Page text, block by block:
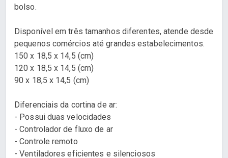
bolso.
Disponível em três tamanhos diferentes, atende desde
pequenos comércios até grandes estabelecimentos.
150 x 18,5 x 14,5 (cm)
120 x 18,5 x 14,5 (cm)
90 x 18,5 x 14,5 (cm)
Diferenciais da cortina de ar:
- Possui duas velocidades
- Controlador de fluxo de ar
- Controle remoto
- Ventiladores eficientes e silenciosos